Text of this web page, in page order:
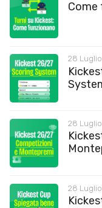
Come
28
28
28